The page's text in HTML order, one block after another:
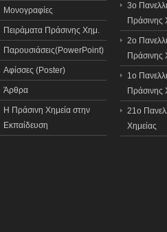
Μονογραφίες
Πειράματα Πράσινης Χημ.
Παρουσιάσεις(PowerPoint)
Αφίσσες (Poster)
Άρθρα
Η Πράσινη Χημεία στην
Εκπαίδευση
3o
Πράσινης
2ο
Πράσινης
1ο
Πράσινης
21o
Χημείας